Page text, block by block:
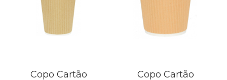
Copo Cartão
Copo Cartão